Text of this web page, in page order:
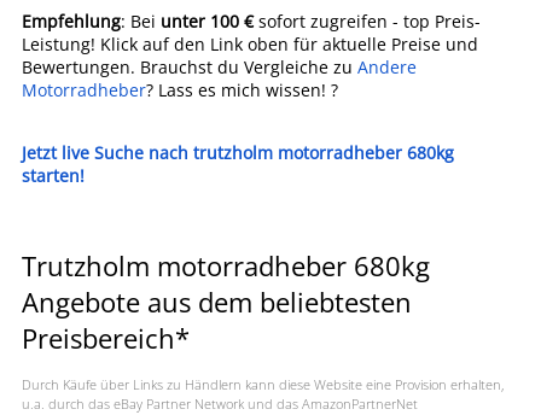
Empfehlung: Bei unter 100 €sofort zugreifen - top Preis-
Leistung! Klick auf den Link oben für aktuelle Preise und
Bewertungen. Brauchst du Vergleiche zu Andere
Motorradheber? Lass es mich wissen! ?
Jetzt live Suche nach trutzholm motorradheber 680kg
starten!
Trutzholm motorradheber 680kg
Angebote aus dem beliebtesten
Preisbereich*
Durch Käufe über Links zu Händlern kann diese Website eine Provision erhalten,
u.a. durch das eBay Partner Network und das AmazonPartnerNet